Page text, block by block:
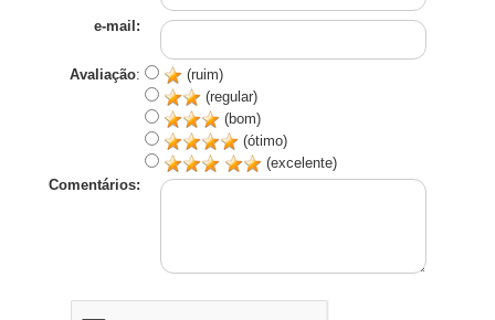
e-mail:
Avaliação:
(ruim)
(regular)
(bom)
(ótimo)
(excelente)
Comentários: